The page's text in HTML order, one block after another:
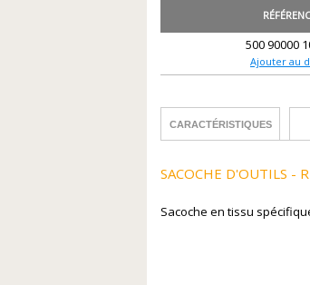
500 90000
Ajouter au
CARACTÉRISTIQUES
SACOCHE D'OUTILS -
Sacoche en tissu